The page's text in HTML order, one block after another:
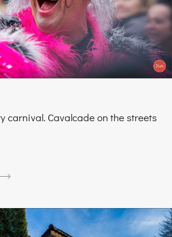
carnival. Cavalcade on the streets